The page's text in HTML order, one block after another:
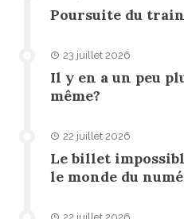
Poursuite du
23 juillet 2026
Il y en a un peu
même?
22 juillet 2026
Le billet
le monde du